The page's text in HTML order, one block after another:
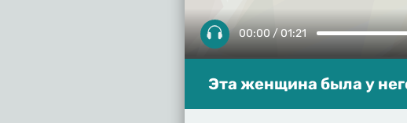
00:00 / 01:21
Эта женщина была у